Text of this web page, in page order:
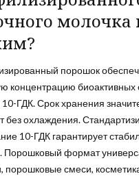
молочка
порошок
концентрацию биоактивных
10-ГДК. Срок хранения
без охлаждения.
10-ГДК гарантирует
Порошковый формат
порошковые смеси,